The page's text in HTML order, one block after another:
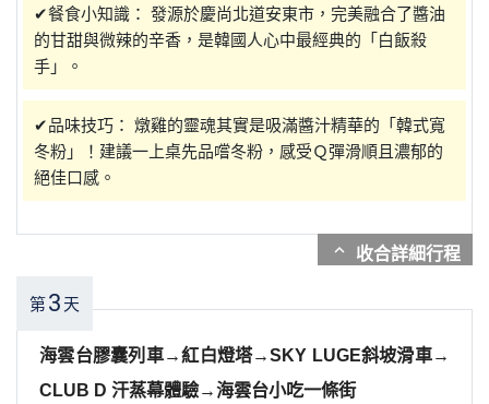
✔餐食小知識： 發源於慶尚北道安東市，完美融合了醬油
的甘甜與微辣的辛香，是韓國人心中最經典的「白飯殺
手」。
✔品味技巧： 燉雞的靈魂其實是吸滿醬汁精華的「韓式寬
冬粉」！建議一上桌先品嚐冬粉，感受Ｑ彈滑順且濃郁的
絕佳口感。
expand_more
第3 天
海雲台膠囊列車→紅白燈塔→SKY LUGE斜坡滑車→
CLUB D 汗蒸幕體驗→海雲台小吃一條街